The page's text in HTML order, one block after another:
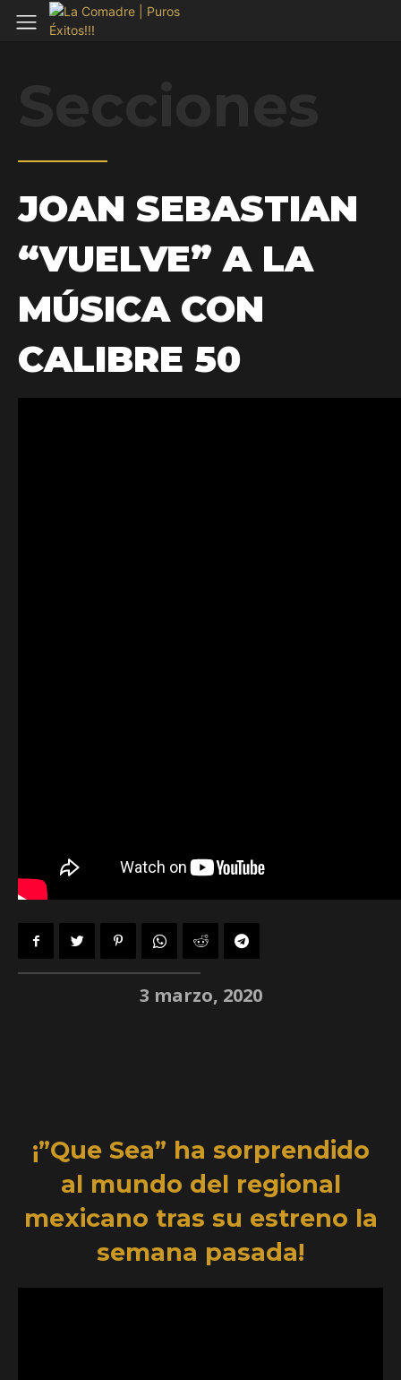
JOAN SEBASTIAN
“VUELVE” A LA
MÚSICA CON
CALIBRE 50
3 marzo, 2020
¡”Que Sea” ha sorprendido
al mundo del regional
mexicano tras su estreno la
semana pasada!